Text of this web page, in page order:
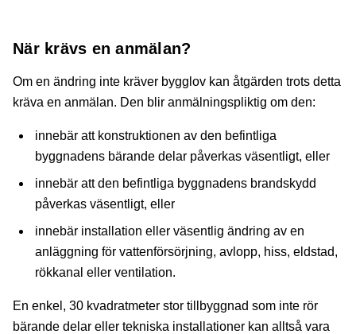
När krävs en anmälan?
Om en ändring inte kräver bygglov kan åtgärden trots detta
kräva en anmälan. Den blir anmälningspliktig om den:
innebär att konstruktionen av den befintliga
byggnadens bärande delar påverkas väsentligt, eller
innebär att den befintliga byggnadens brandskydd
påverkas väsentligt, eller
innebär installation eller väsentlig ändring av en
anläggning för vattenförsörjning, avlopp, hiss, eldstad,
rökkanal eller ventilation.
En enkel, 30 kvadratmeter stor tillbyggnad som inte rör
bärande delar eller tekniska installationer kan alltså vara